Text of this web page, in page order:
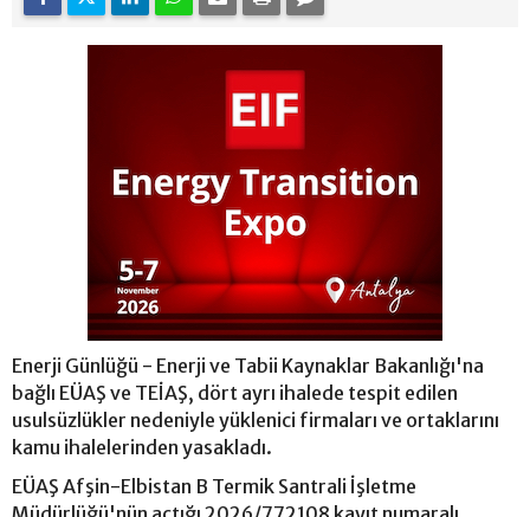
Enerji Günlüğü - Enerji ve Tabii Kaynaklar Bakanlığı'na
bağlı EÜAŞ ve TEİAŞ, dört ayrı ihalede tespit edilen
usulsüzlükler nedeniyle yüklenici firmaları ve ortaklarını
kamu ihalelerinden yasakladı.
EÜAŞ Afşin-Elbistan B Termik Santrali İşletme